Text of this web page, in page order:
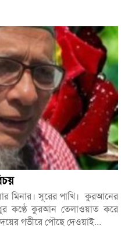
মিনার। সূরের পাখি। কুরআনের
কণ্ঠে কুরআন তেলাওয়াত করে
গভীরে পৌছে দেওয়াই...